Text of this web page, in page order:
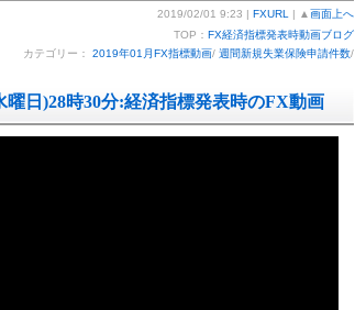
2019/02/01 9:23 | FXURL | ▲ 画面上へ
TOP： FX経済指標発表時動画ブログ
カテゴリー： 2019年01月FX指標動画/ 週間新規失業保険申請件数/
曜日)28時30分:経済指標発表時のFX動画